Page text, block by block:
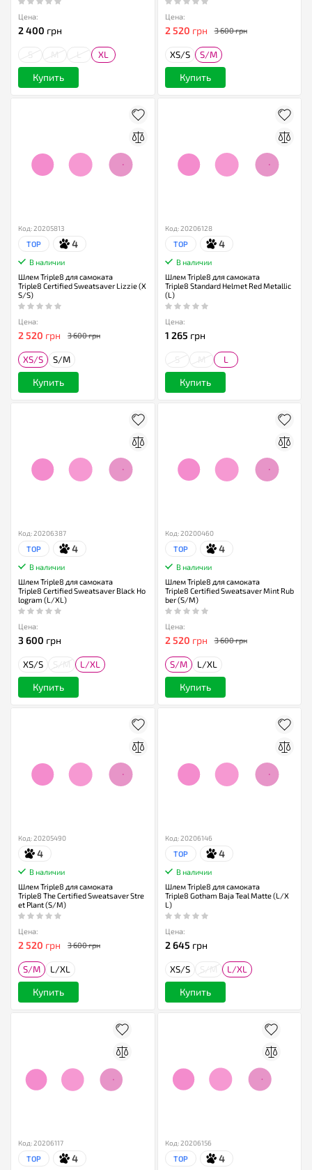
Цена:
2 400 грн
XL
Купить
Цена:
2 520 грн 3 600 грн
XS/S S/M
Купить
Код: 20205813
TOP 4
В наличии
Шлем Triple8 для самоката
Triple8 Certified Sweatsaver Lizzie (X
S/S)
Цена:
2 520 грн 3 600 грн
XS/S S/M
Купить
Код: 20206128
TOP 4
В наличии
Шлем Triple8 для самоката
Triple8 Standard Helmet Red Metallic
(L)
Цена:
1 265 грн
L
Купить
Код: 20206387
TOP 4
В наличии
Шлем Triple8 для самоката
Triple8 Certified Sweatsaver Black Ho
logram (L/XL)
Цена:
3 600 грн
XS/S L/XL
Купить
Код: 20200460
TOP 4
В наличии
Шлем Triple8 для самоката
Triple8 Certified Sweatsaver Mint Rub
ber (S/M)
Цена:
2 520 грн 3 600 грн
S/M L/XL
Купить
Код: 20205490
4
В наличии
Шлем Triple8 для самоката
Triple8 The Certified Sweatsaver Stre
et Plant (S/M)
Цена:
2 520 грн 3 600 грн
S/M L/XL
Купить
Код: 20206146
TOP 4
В наличии
Шлем Triple8 для самоката
Triple8 Gotham Baja Teal Matte (L/X
L)
Цена:
2 645 грн
XS/S L/XL
Купить
Код: 20206117
TOP 4
Код: 20206156
TOP 4